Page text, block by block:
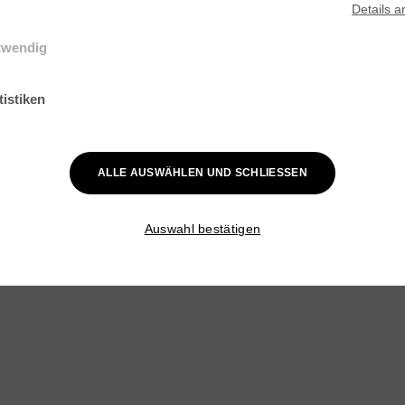
Details
ist gewährleistet, dass die Webseite einwandfrei funktioniert.
interagieren, indem Informationen anonym gesammelt und gemeldet
Auswahl bestätigen
ALLE AUSWÄHLEN UND SCHLIESSEN